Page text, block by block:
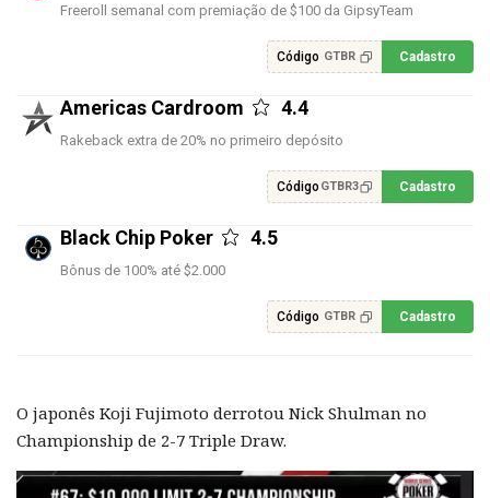
Freeroll semanal com premiação de $100 da GipsyTeam
Código GTBR Cadastro
Americas Cardroom 4.4
Rakeback extra de 20% no primeiro depósito
Código GTBR3 Cadastro
Black Chip Poker 4.5
Bônus de 100% até $2.000
Código GTBR Cadastro
O japonês Koji Fujimoto derrotou Nick Shulman no
Championship de 2-7 Triple Draw.